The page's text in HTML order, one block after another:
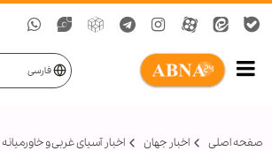
فارسی
صفحه اصلی اخبار جهان اخبار آسیای غربی و خاورمیانه